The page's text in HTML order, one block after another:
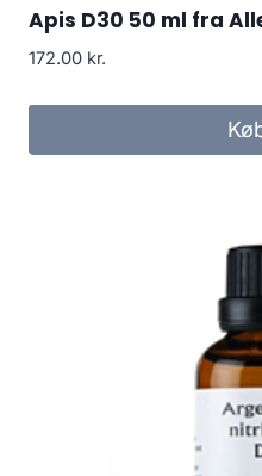
Apis D30 50 ml fra
172.00 kr.